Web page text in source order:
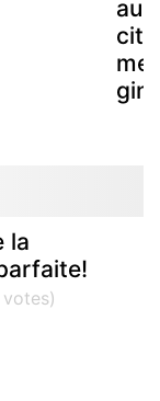
au
la